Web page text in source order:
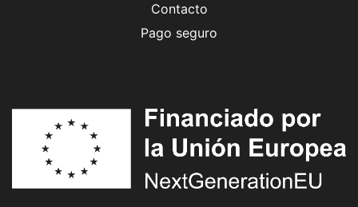
Contacto
Pago seguro